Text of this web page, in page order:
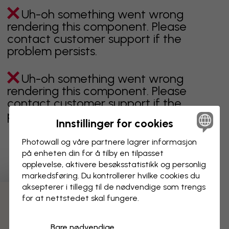
Uh-oh something went wrong
rendering this component. Please
contact customer support if the
problem persists.
Uh-oh something went wrong
rendering this component. Please
contact customer support if the
problem persists.
Viser side 1 av 1 sider
Oppdag fleire kategoriar
Innstillinger for cookies
Photowall og våre partnere lagrer informasjon
på enheten din for å tilby en tilpasset
opplevelse, aktivere besøks­statistikk og personlig
markedsføring. Du kontrollerer hvilke cookies du
aksepterer i tillegg til de nødvendige som trengs
for at nettstedet skal fungere.